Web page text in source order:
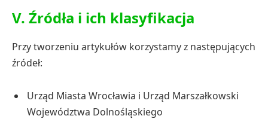
V. Źródła i ich klasyfikacja
Przy tworzeniu artykułów korzystamy z następujących
źródeł:
Urząd Miasta Wrocławia i Urząd Marszałkowski
Województwa Dolnośląskiego